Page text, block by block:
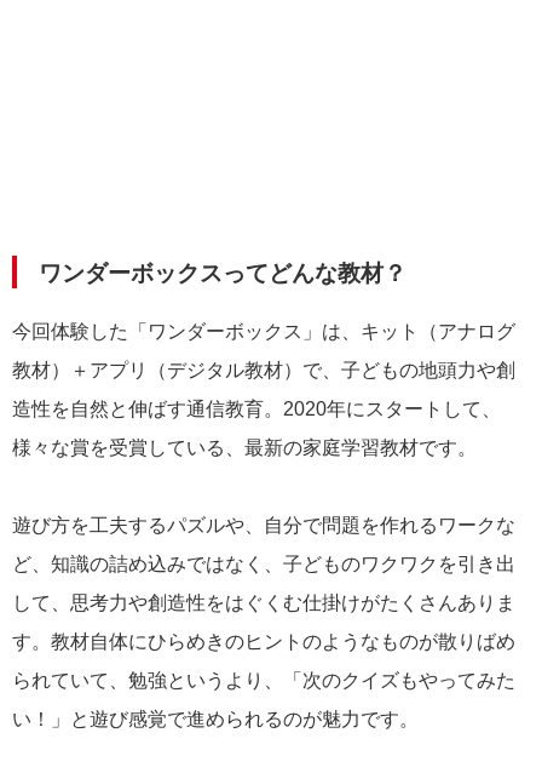
ワンダーボックスってどんな教材？
今回体験した「ワンダーボックス」は、キット（アナログ
教材）＋アプリ（デジタル教材）で、子どもの地頭力や創
造性を自然と伸ばす通信教育。2020年にスタートして、
様々な賞を受賞している、最新の家庭学習教材です。
遊び方を工夫するパズルや、自分で問題を作れるワークな
ど、知識の詰め込みではなく、子どものワクワクを引き出
して、思考力や創造性をはぐくむ仕掛けがたくさんありま
す。教材自体にひらめきのヒントのようなものが散りばめ
られていて、勉強というより、「次のクイズもやってみた
い！」と遊び感覚で進められるのが魅力です。